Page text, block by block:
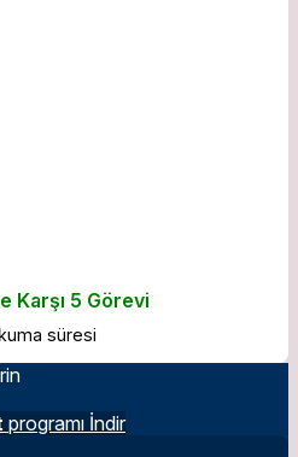
Karşı 5 Görevi
süresi
programı İndir